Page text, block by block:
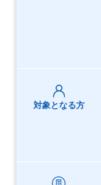
対象となる方